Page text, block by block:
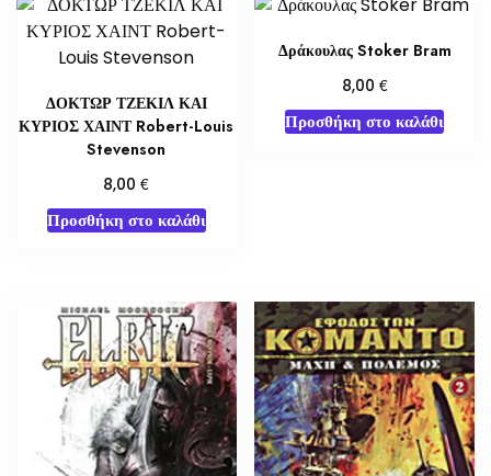
παραλλαγές.
Οι
επιλογές
μπορούν
να
επιλεγούν
του
ΔΟΚΤΩΡ ΤΖΕΚΙΛ ΚΑΙ
ΚΥΡΙΟΣ ΧΑΙΝΤ Robert-Louis
Stevenson
8,00€
Προσθήκη στο καλάθι
Δράκουλας Stoker Bram
8,00 €
Προσθήκη στο καλάθι